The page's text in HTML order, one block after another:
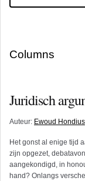
Columns
Juridisch
Auteur: Ewoud Hondius
Het gonst al enige tijd
zijn opgezet,
aangekondigd, in
hand? Onlangs